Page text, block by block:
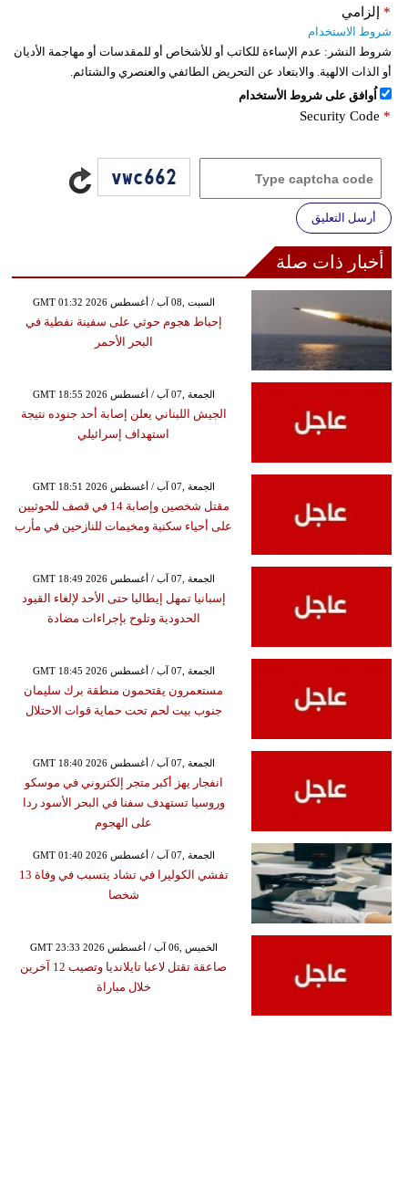
إلزامي *
شروط الاستخدام
شروط النشر: عدم الإساءة للكاتب أو للأشخاص أو للمقدسات أو مهاجمة الأديان
أو الذات الالهية. والابتعاد عن التحريض الطائفي والعنصري والشتائم.
اُوافق على شروط الأستخدام
Security Code *
أرسل التعليق
أخبار ذات صلة
GMT 01:32 2026 السبت ,08 آب / أغسطس
إحباط هجوم حوثي على سفينة نفطية في
البحر الأحمر
GMT 18:55 2026 الجمعة ,07 آب / أغسطس
الجيش اللبناني يعلن إصابة أحد جنوده نتيجة
استهداف إسرائيلي
GMT 18:51 2026 الجمعة ,07 آب / أغسطس
مقتل شخصين وإصابة 14 في قصف للحوثيين
على أحياء سكنية ومخيمات للنازحين في مأرب
GMT 18:49 2026 الجمعة ,07 آب / أغسطس
إسبانيا تمهل إيطاليا حتى الأحد لإلغاء القيود
الحدودية وتلوح بإجراءات مضادة
GMT 18:45 2026 الجمعة ,07 آب / أغسطس
مستعمرون يقتحمون منطقة برك سليمان
جنوب بيت لحم تحت حماية قوات الاحتلال
GMT 18:40 2026 الجمعة ,07 آب / أغسطس
انفجار يهز أكبر متجر إلكتروني في موسكو
وروسيا تستهدف سفنا في البحر الأسود ردا
على الهجوم
GMT 01:40 2026 الجمعة ,07 آب / أغسطس
تفشي الكوليرا في تشاد يتسبب في وفاة 13
شخصا
GMT 23:33 2026 الخميس ,06 آب / أغسطس
صاعقة تقتل لاعبا تايلانديا وتصيب 12 آخرين
خلال مباراة